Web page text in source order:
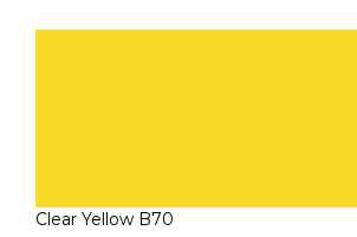
Clear Yellow B70